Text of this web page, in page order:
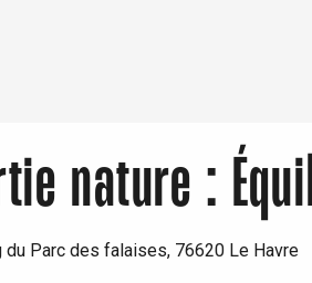
Rouennature :
du Parc des falaises, 76620 Le Havre